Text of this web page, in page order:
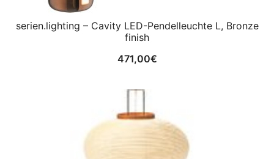
serien.lighting – Cavity LED-Pendelleuchte L, Bronze
finish
471,00€